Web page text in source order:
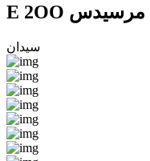
E 2OO مرسيدس
سيدان